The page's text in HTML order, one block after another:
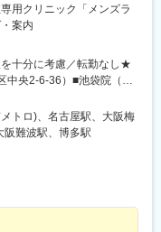
用クリニック「メンズラ
案内
を十分に考慮／転勤なし★
中央2-6-36）■池袋院（東
京都新宿区歌舞伎町1-17-
駅4-26-9）■梅田院（大
院（大阪府大阪市北区梅
トロ)、名古屋駅、大阪梅
阪難波駅、博多駅